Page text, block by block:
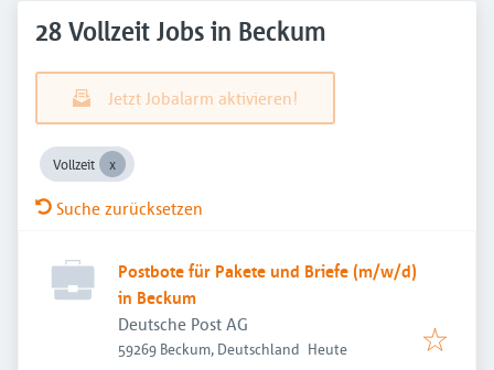
28 Vollzeit Jobs in Beckum
Jetzt Jobalarm aktivieren!
Vollzeit
Suche zurücksetzen
Postbote für Pakete und Briefe (m/w/d)
in Beckum
Deutsche Post AG
59269 Beckum, Deutschland Veröffentlicht
Heute